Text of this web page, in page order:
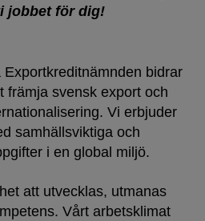
jobbet för dig!
bidrar
främja svensk export och
Vi erbjuder
samhällsviktiga och
i en global miljö.
att utvecklas, utmanas
Vårt arbetsklimat